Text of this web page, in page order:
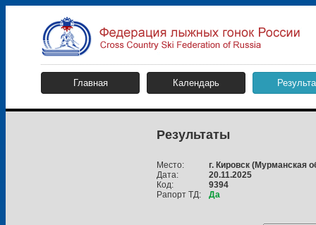
Главная Календарь
Результаты
Место:
Дата:
Код:
Рапорт ТД:
г. Кировск (Мурманская
20.11.2025
9394
Да